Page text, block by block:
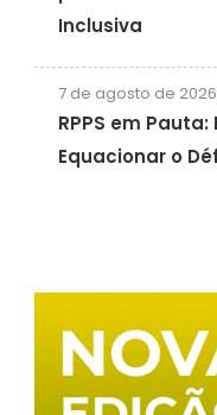
Inclusiva
7 de agosto de 2026
RPPS em
Equacionar o